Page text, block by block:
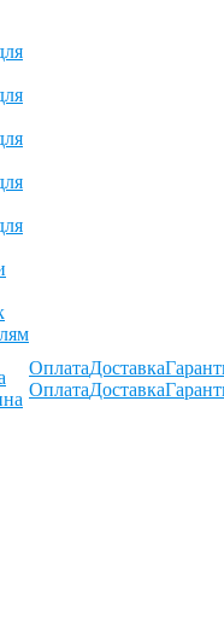
Оплата
Оплата
Доставка
Доставка